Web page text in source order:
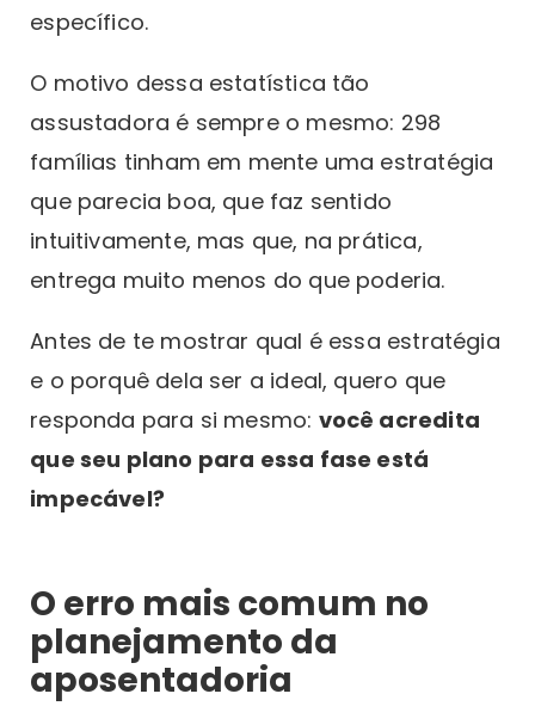
específico.
O motivo dessa estatística tão
assustadora é sempre o mesmo: 298
famílias tinham em mente uma estratégia
que parecia boa, que faz sentido
intuitivamente, mas que, na prática,
entrega muito menos do que poderia.
Antes de te mostrar qual é essa estratégia
e o porquê dela ser a ideal, quero que
responda para si mesmo: você acredita
que seu plano para essa fase está
impecável?
O erro mais comum no
planejamento da
aposentadoria